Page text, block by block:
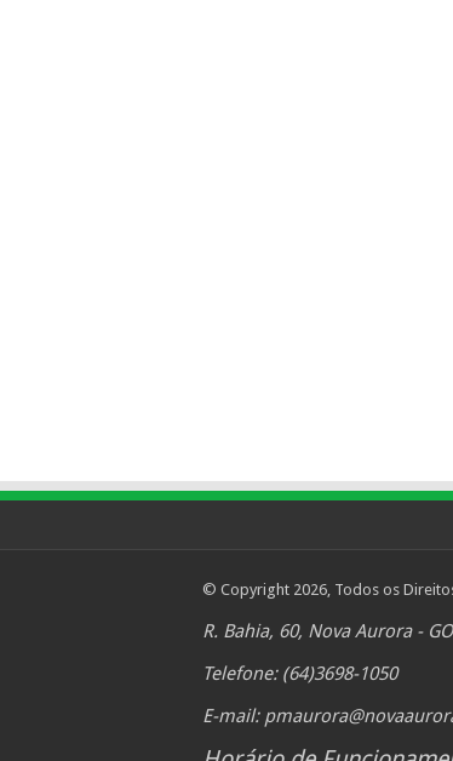
© Copyright 2026, Todos os
R. Bahia, 60, Nova Aurora -
Telefone: (64)3698-1050
E-mail: